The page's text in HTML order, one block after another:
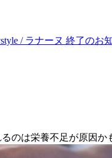
/ ラナーヌ 終了のお
のは栄養不足が原因か